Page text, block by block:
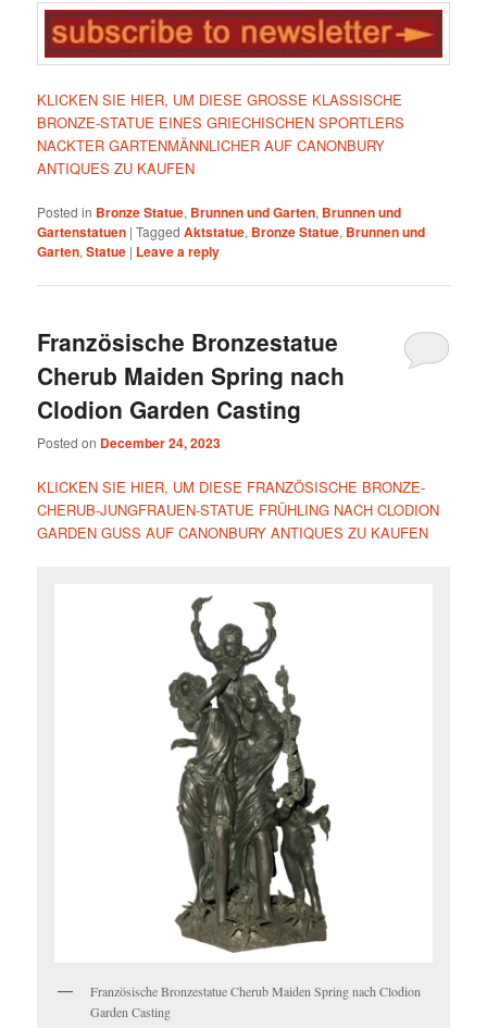
KLICKEN SIE HIER, UM DIESE GROSSE KLASSISCHE
BRONZE-STATUE EINES GRIECHISCHEN SPORTLERS
NACKTER GARTENMÄNNLICHER AUF CANONBURY
ANTIQUES ZU KAUFEN
Posted in Bronze Statue, Brunnen und Garten, Brunnen und
Gartenstatuen |Tagged Aktstatue, Bronze Statue, Brunnen und
Garten,Statue | Leave a reply
Französische Bronzestatue
Cherub Maiden Spring nach
Clodion Garden Casting
Posted on December 24, 2023
KLICKEN SIE HIER, UM DIESE FRANZÖSISCHE BRONZE-
CHERUB-JUNGFRAUEN-STATUE FRÜHLING NACH CLODION
GARDEN GUSS AUF CANONBURY ANTIQUES ZU KAUFEN
Französische Bronzestatue Cherub Maiden Spring nach Clodion
Garden Casting